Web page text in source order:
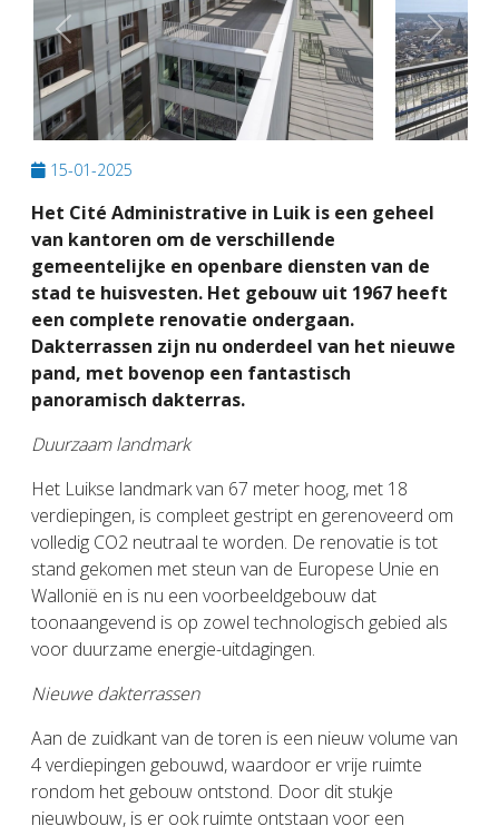
Previous Next
15-01-2025
Het Cité Administrative in Luik is een geheel
van kantoren om de verschillende
gemeentelijke en openbare diensten van de
stad te huisvesten. Het gebouw uit 1967 heeft
een complete renovatie ondergaan.
Dakterrassen zijn nu onderdeel van het nieuwe
pand, met bovenop een fantastisch
panoramisch dakterras.
Duurzaam landmark
Het Luikse landmark van 67 meter hoog, met 18
verdiepingen, is compleet gestript en gerenoveerd om
volledig CO2 neutraal te worden. De renovatie is tot
stand gekomen met steun van de Europese Unie en
Wallonië en is nu een voorbeeldgebouw dat
toonaangevend is op zowel technologisch gebied als
voor duurzame energie-uitdagingen.
Nieuwe dakterrassen
Aan de zuidkant van de toren is een nieuw volume van
4 verdiepingen gebouwd, waardoor er vrije ruimte
rondom het gebouw ontstond. Door dit stukje
nieuwbouw, is er ook ruimte ontstaan voor een